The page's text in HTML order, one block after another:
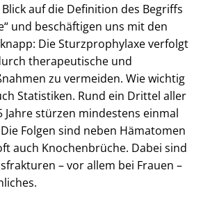
auf die Definition des Begriffs
und beschäftigen uns mit den
Die Sturzprophylaxe verfolgt
therapeutische und
zu vermeiden. Wie wichtig
Statistiken. Rund ein Drittel aller
Jahre stürzen mindestens einmal
Folgen sind neben Hämatomen
auch Knochenbrüche. Dabei sind
– vor allem bei Frauen –